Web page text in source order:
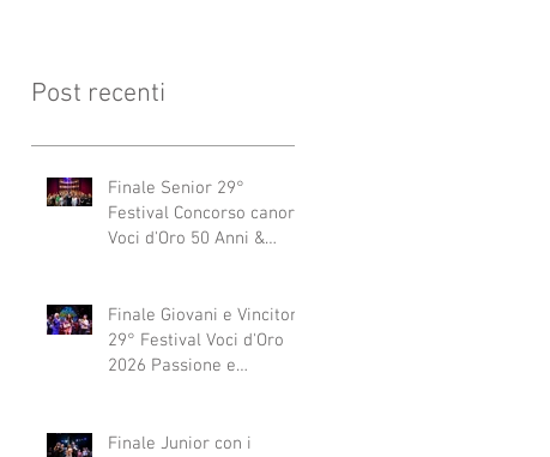
Post recenti
Finale Senior 29°
Festival Concorso canoro
Voci d'Oro 50 Anni &
abbracciano"
Finale Giovani e Vincitori
29° Festival Voci d'Oro
2026 Passione e
Finale Junior con i